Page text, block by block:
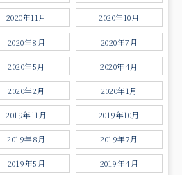
2020年11月 2020年10月
2020年8月 2020年7月
2020年5月 2020年4月
2020年2月 2020年1月
2019年11月 2019年10月
2019年8月 2019年7月
2019年5月 2019年4月